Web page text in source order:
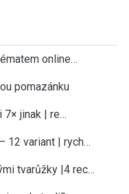
online…
pomazánku
7× jinak | re…
12 variant | rych…
tvarůžky |4 rec…